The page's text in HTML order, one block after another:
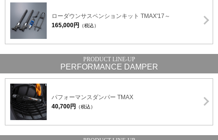
ローダウンサスペンションキット TMAX'17～
165,000円 （税込）
PERFORMANCE DAMPER
パフォーマンスダンパー TMAX
40,700円 （税込）